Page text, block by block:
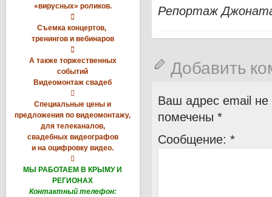
«вирусных» роликов.

Съемка концертов,
тренингов и вебинаров

А также торжественных
событий
Видеомонтаж свадеб

Специальные цены и
предложения по видеомонтажу,
для телеканалов,
свадебных видеографов
и на оцифровку видео.

МЫ РАБОТАЕМ В КРЫМУ И
РЕГИОНАХ
Контактный телефон:
Репортаж
Добавить
Ваш адрес email не
помечены *
Сообщение: *